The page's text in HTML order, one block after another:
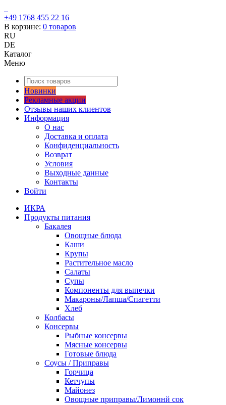
+49 1768 455 22 16
В корзине: 0 товаров
RU
DE
Каталог
Меню
Новинки
Рекламные акции
Отзывы наших клиентов
Информация
О нас
Доставка и оплата
Конфиденциальность
Возврат
Условия
Выходные данные
Контакты
Войти
ИКРА
Продукты питания
Бакалея
Овощные блюда
Каши
Крупы
Растительное масло
Салаты
Супы
Компоненты для выпечки
Макароны/Лапша/Спагетти
Хлеб
Колбасы
Консервы
Рыбные консервы
Мясные консервы
Готовые блюда
Соусы / Приправы
Горчица
Кетчупы
Майонез
Овощные приправы/Лимоннй сок